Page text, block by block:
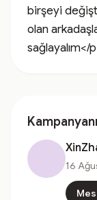
birşeyi
olan
sağlayalım</
16